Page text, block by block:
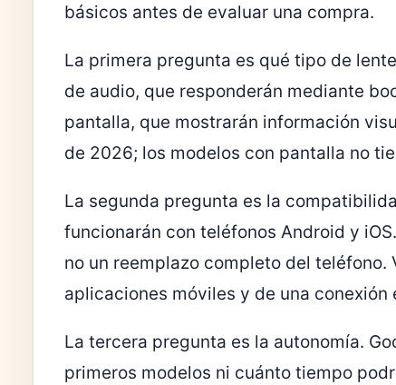
básicos antes de evaluar una compra.
La primera pregunta es qué tipo de
de audio, que responderán mediante
pantalla, que mostrarán información
de 2026; los modelos con pantalla no
La segunda pregunta es la
funcionarán con teléfonos Android y
no un reemplazo completo del
aplicaciones móviles y de una conexión
La tercera pregunta es la autonomía.
primeros modelos ni cuánto tiempo